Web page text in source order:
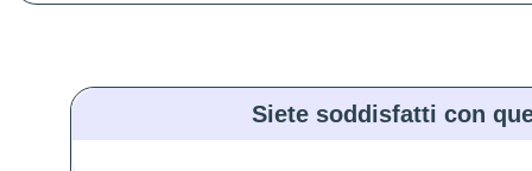
Siete soddisfatti con